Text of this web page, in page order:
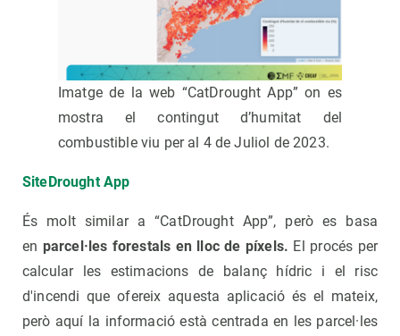
Imatge de la web “CatDrought App” on es
mostra el contingut d’humitat del
combustible viu per al 4 de Juliol de 2023.
SiteDrought App
És molt similar a “CatDrought App”, però es basa
en parcel·les forestals en lloc de píxels. El procés per
calcular les estimacions de balanç hídric i el risc
d'incendi que ofereix aquesta aplicació és el mateix,
però aquí la informació està centrada en les parcel·les